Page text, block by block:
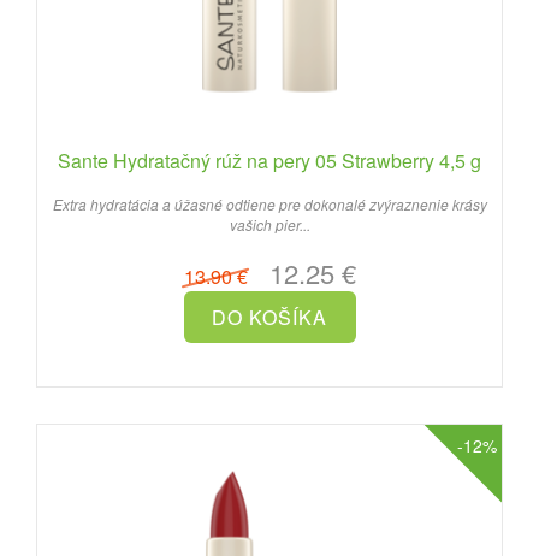
Sante Hydratačný rúž na pery 05 Strawberry 4,5 g
Extra hydratácia a úžasné odtiene pre dokonalé zvýraznenie krásy
vašich pier...
13.90 €12.25 €
-12%